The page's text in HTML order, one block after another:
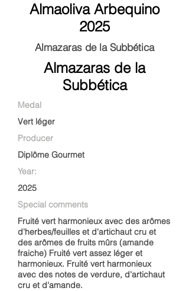
Almaoliva Arbequino
2025
Almazaras de la Subbética
Almazaras de la
Subbética
Medal
Vert léger
Producer
Diplôme Gourmet
Year:
2025
Special comments
Fruité vert harmonieux avec des arômes
d'herbes/feuilles et d'artichaut cru et
des arômes de fruits mûrs (amande
fraiche) Fruité vert assez léger et
harmonieux. Fruité vert harmonieux
avec des notes de verdure, d'artichaut
cru et d'amande.